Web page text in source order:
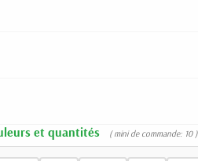
et quantités ( mini de commande: 10 )